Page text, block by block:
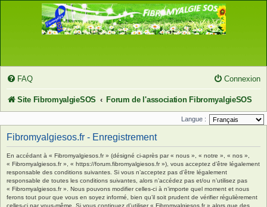
FAQ Connexion
Site FibromyalgieSOS Forum de l'association FibromyalgieSOS
Langue :
Fibromyalgiesos.fr - Enregistrement
En accédant à « Fibromyalgiesos.fr » (désigné ci-après par « nous », « notre », « nos »,
« Fibromyalgiesos.fr », « https://forum.fibromyalgiesos.fr »), vous acceptez d’être légalement
responsable des conditions suivantes. Si vous n’acceptez pas d’être légalement
responsable de toutes les conditions suivantes, alors n’accédez pas et/ou n’utilisez pas
« Fibromyalgiesos.fr ». Nous pouvons modifier celles-ci à n’importe quel moment et nous
ferons tout pour que vous en soyez informé, bien qu’il soit prudent de vérifier régulièrement
celles-ci par vous-même. Si vous continuez d’utiliser « Fibromyalgiesos.fr » alors que des